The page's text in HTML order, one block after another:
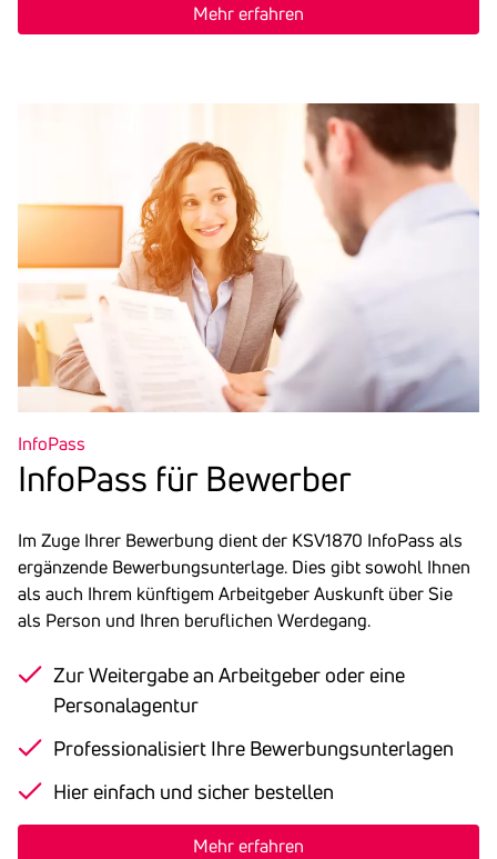
Mehr erfahren
InfoPass
Info­Pass für Bewerber
Im Zuge Ihrer Bewerbung dient der KSV1870 InfoPass als
ergänzende Bewerbungsunterlage. Dies gibt sowohl Ihnen
als auch Ihrem künftigem Arbeitgeber Auskunft über Sie
als Person und Ihren beruflichen Werdegang.
Zur Weitergabe an Arbeitgeber oder eine
Personalagentur
Professionalisiert Ihre Bewerbungsunterlagen
Hier einfach und sicher bestellen
Mehr erfahren